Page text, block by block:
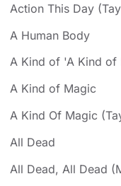
Action This Day
A Human Body
A Kind of 'A Kind of
A Kind of Magic
A Kind Of Magic
All Dead
All Dead, All Dead